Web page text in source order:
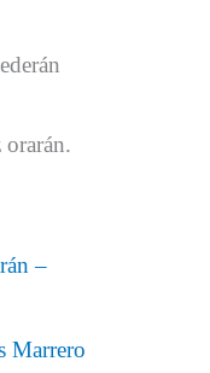
orarán.
–
Marrero